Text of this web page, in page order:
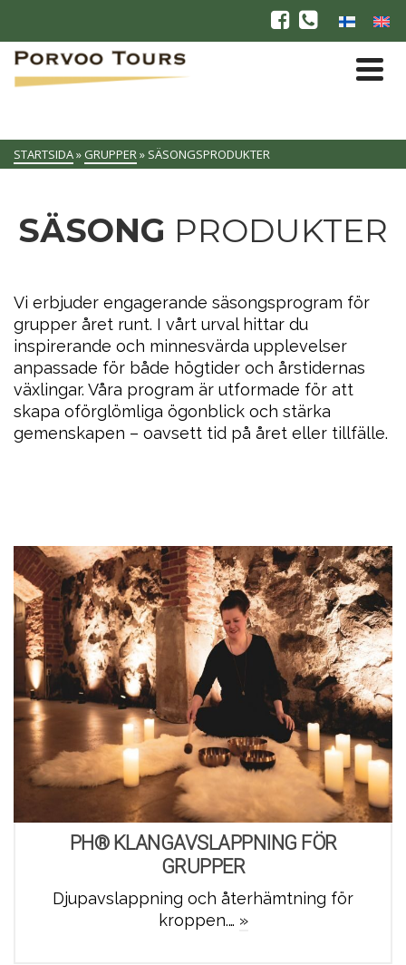
STARTSIDA» GRUPPER» SÄSONGSPRODUKTER
SÄSONG PRODUKTER
Vi erbjuder engagerande säsongsprogram för
grupper året runt. I vårt urval hittar du
inspirerande och minnesvärda upplevelser
anpassade för både högtider och årstidernas
växlingar. Våra program är utformade för att
skapa oförglömliga ögonblick och stärka
gemenskapen – oavsett tid på året eller tillfälle.
PH® KLANGAVSLAPPNING FÖR
GRUPPER
Djupavslappning och återhämtning för
kroppen.… »